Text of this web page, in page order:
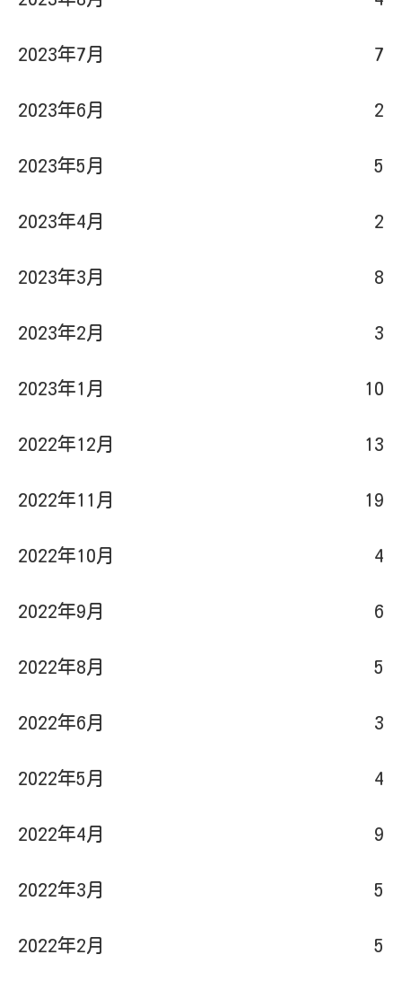
2023年7月 7
2023年6月 2
2023年5月 5
2023年4月 2
2023年3月 8
2023年2月 3
2023年1月 10
2022年12月 13
2022年11月 19
2022年10月 4
2022年9月 6
2022年8月 5
2022年6月 3
2022年5月 4
2022年4月 9
2022年3月 5
2022年2月 5